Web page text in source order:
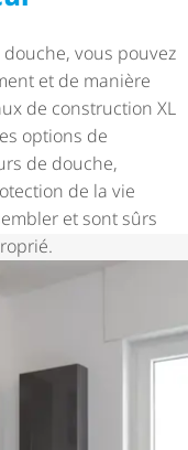
vous pouvez
et de manière
de construction XL
options de
de douche,
de la vie
et sont sûrs